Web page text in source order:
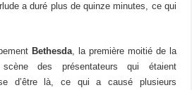
a duré plus de quinze minutes, ce qui
Bethesda, la première moitié de la
des présentateurs qui étaient
d’être là, ce qui a causé plusieurs